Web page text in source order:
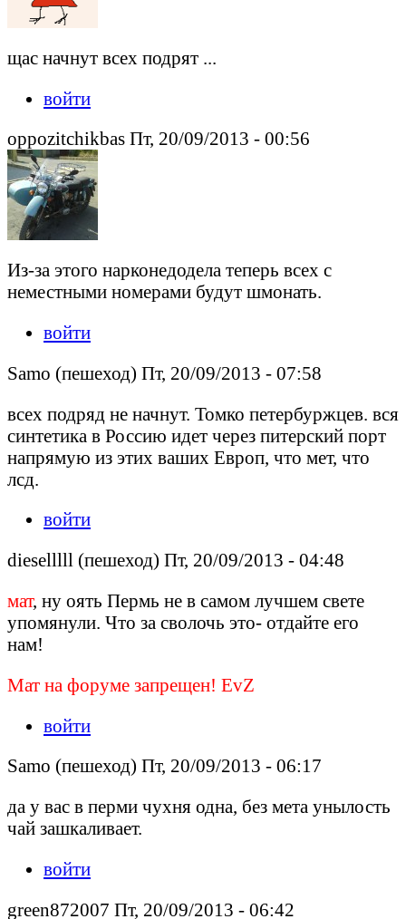
щас начнут всех подрят ...
войти
oppozitchikbas Пт, 20/09/2013 - 00:56
Из-за этого нарконедодела теперь всех с
неместными номерами будут шмонать.
войти
Samo (пешеход) Пт, 20/09/2013 - 07:58
всех подряд не начнут. Томко петербуржцев. вся
синтетика в Россию идет через питерский порт
напрямую из этих ваших Европ, что мет, что
лсд.
войти
dieselllll (пешеход) Пт, 20/09/2013 - 04:48
мат, ну оять Пермь не в самом лучшем свете
упомянули. Что за сволочь это- отдайте его
нам!
Мат на форуме запрещен! EvZ
войти
Samo (пешеход) Пт, 20/09/2013 - 06:17
да у вас в перми чухня одна, без мета унылость
чай зашкаливает.
войти
green872007 Пт, 20/09/2013 - 06:42